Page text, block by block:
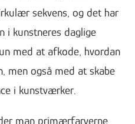
sekvens, og det har
i kunstneres daglige
med at afkode, hvordan
men også med at skabe
i kunstværker.
man primærfarverne